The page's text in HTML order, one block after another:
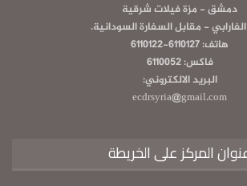
دمشق - مزة فيلات شرقية
- مقابل السفارة السودانية.
هاتف: 6110127-6110122
فاكس: 6110052
البريد الالكتروني:
ecdrsyria@gmail.com
المركز على الخريطة